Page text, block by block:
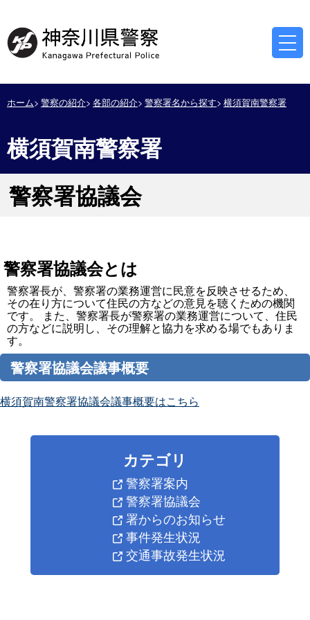
ホーム 警察の紹介 各部の紹介 警察署名から探す 横須賀南警察署
横須賀南警察署
警察署協議会
警察署協議会とは
警察署長が、警察署の業務運営に民意を反映させるため、
その在り方について住民の方などの意見を聴くための機関
です。 また、警察署長が警察署の業務運営について、住民
の方などに説明し、その理解と協力を求める場でもありま
す。
警察署協議会議事概要
横須賀南警察署協議会議事概要はこちら
カテゴリ
警察署案内
警察署協議会
署からのお知らせ
事件発生状況
交通事故発生状況